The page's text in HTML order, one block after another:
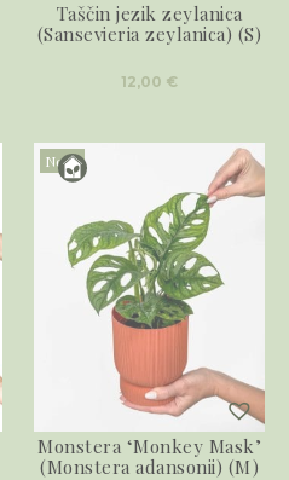
Taščin jezik zeylanica
(Sansevieria zeylanica) (S)
12,00 €
Novo
Monstera ‘Monkey Mask’
(Monstera adansonii) (M)